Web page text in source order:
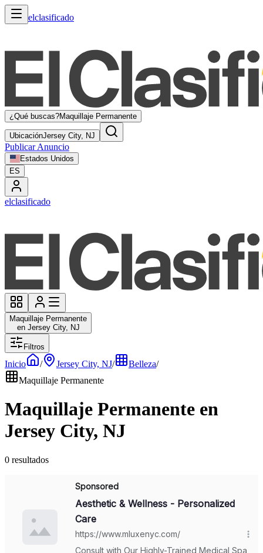
elclasificado
¿Qué buscas?Maquillaje Permanente
UbicaciónJersey City, NJ
Publicar Anuncio
Estados Unidos
ES
elclasificado
Maquillaje Permanente
en Jersey City, NJ
Filtros
Inicio / Jersey City, NJ/ Belleza/
Maquillaje Permanente
Maquillaje Permanente en
Jersey City, NJ
0 resultados